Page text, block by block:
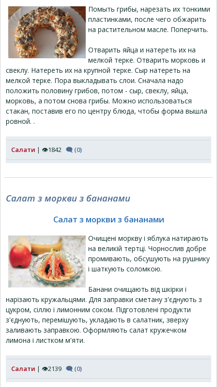
Помыть грибы, нарезать их тонкими
пластинками, после чего обжарить
на растительном масле. Поперчить.
Отварить яйца и натереть их на
мелкой терке. Отварить морковь и
свеклу. Натереть их на крупной терке. Сыр натереть на
мелкой терке. Пора выкладывать слои. Сначала надо
положить половину грибов, потом - сыр, свеклу, яйца,
морковь, а потом снова грибы. Можно использоваться
стакан, поставив его по центру блюда, чтобы форма вышла
ровной. .
Салати | 👁1842 🗨 (0)
Салат з моркви з бананами
Салат з моркви з бананами
Очищені моркву і яблука натирають
на великій тертці. Чорнослив добре
промивають, обсушують на рушнику
і шаткують соломкою.
Банани очищають від шкірки і
нарізають кружальцями. Для заправки сметану з'єднують з
цукром, сіллю і лимонним соком. Підготовлені продукти
з'єднують, перемішують, укладають в салатник, зверху
заливають заправкою. Оформляють салат кружечком
лимона і листком м'яти.
Салати | 👁2139 🗨 (0)